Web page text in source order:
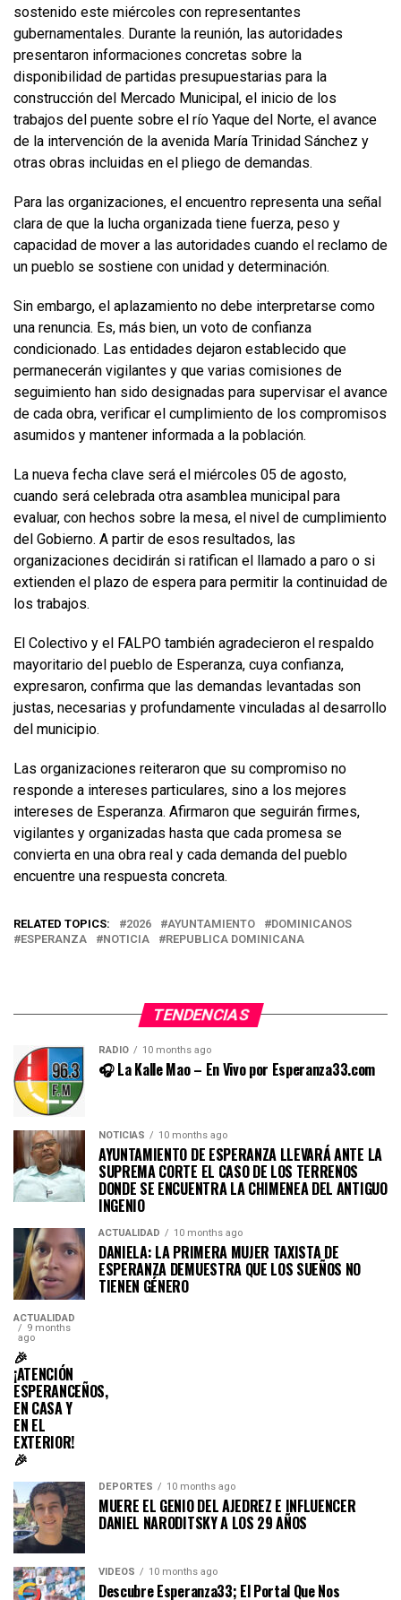
sostenido este miércoles con representantes
gubernamentales. Durante la reunión, las autoridades
presentaron informaciones concretas sobre la
disponibilidad de partidas presupuestarias para la
construcción del Mercado Municipal, el inicio de los
trabajos del puente sobre el río Yaque del Norte, el avance
de la intervención de la avenida María Trinidad Sánchez y
otras obras incluidas en el pliego de demandas.
Para las organizaciones, el encuentro representa una señal
clara de que la lucha organizada tiene fuerza, peso y
capacidad de mover a las autoridades cuando el reclamo de
un pueblo se sostiene con unidad y determinación.
Sin embargo, el aplazamiento no debe interpretarse como
una renuncia. Es, más bien, un voto de confianza
condicionado. Las entidades dejaron establecido que
permanecerán vigilantes y que varias comisiones de
seguimiento han sido designadas para supervisar el avance
de cada obra, verificar el cumplimiento de los compromisos
asumidos y mantener informada a la población.
La nueva fecha clave será el miércoles 05 de agosto,
cuando será celebrada otra asamblea municipal para
evaluar, con hechos sobre la mesa, el nivel de cumplimiento
del Gobierno. A partir de esos resultados, las
organizaciones decidirán si ratifican el llamado a paro o si
extienden el plazo de espera para permitir la continuidad de
los trabajos.
El Colectivo y el FALPO también agradecieron el respaldo
mayoritario del pueblo de Esperanza, cuya confianza,
expresaron, confirma que las demandas levantadas son
justas, necesarias y profundamente vinculadas al desarrollo
del municipio.
Las organizaciones reiteraron que su compromiso no
responde a intereses particulares, sino a los mejores
intereses de Esperanza. Afirmaron que seguirán firmes,
vigilantes y organizadas hasta que cada promesa se
convierta en una obra real y cada demanda del pueblo
encuentre una respuesta concreta.
RELATED TOPICS: 2026 AYUNTAMIENTO
DOMINICANOS
ESPERANZA
NOTICIA REPUBLICA DOMINICANA
TENDENCIAS
RADIO 10 months ago
🎧 La Kalle Mao – En Vivo por Esperanza33.com
NOTICIAS 10 months ago
AYUNTAMIENTO DE ESPERANZA LLEVARÁ ANTE LA
SUPREMA CORTE EL CASO DE LOS TERRENOS
DONDE SE ENCUENTRA LA CHIMENEA DEL ANTIGUO
INGENIO
ACTUALIDAD 10 months ago
DANIELA: LA PRIMERA MUJER TAXISTA DE
ESPERANZA DEMUESTRA QUE LOS SUEÑOS NO
TIENEN GÉNERO
ACTUALIDAD
9 months
ago
🎉
¡ATENCIÓN
ESPERANCEÑOS,
EN CASA Y
EN EL
EXTERIOR!
🎉
DEPORTES 10 months ago
MUERE EL GENIO DEL AJEDREZ E INFLUENCER
DANIEL NARODITSKY A LOS 29 AÑOS
VIDEOS 10 months ago
Descubre Esperanza33; El Portal Que Nos